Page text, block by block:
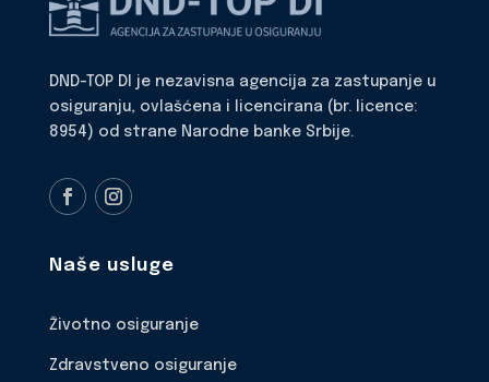
DND-TOP DI je nezavisna agencija za zastupanje u
osiguranju, ovlašćena i licencirana (br. licence:
8954) od strane Narodne banke Srbije.
Naše usluge
Životno osiguranje
Zdravstveno osiguranje